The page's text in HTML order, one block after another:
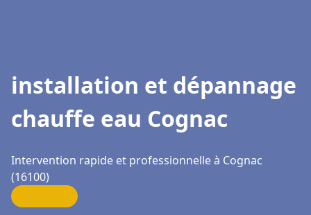
installation et dépannage
chauffe eau Cognac
Intervention rapide et professionnelle à Cognac
(16100)